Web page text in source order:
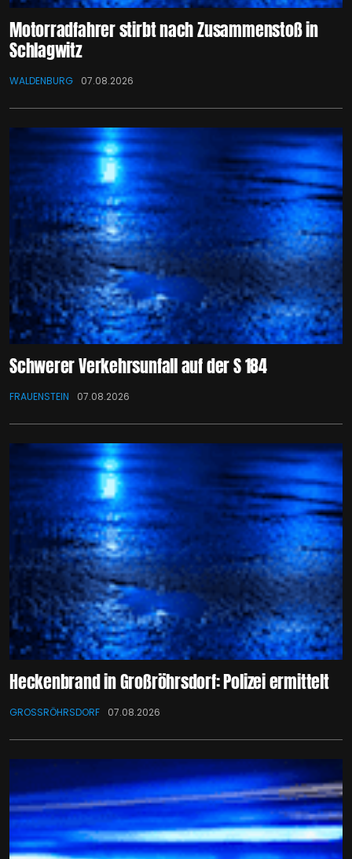
Motorradfahrer stirbt nach Zusammenstoß in
Schlagwitz
WALDENBURG 07.08.2026
Schwerer Verkehrsunfall auf der S 184
FRAUENSTEIN 07.08.2026
Heckenbrand in Großröhrsdorf: Polizei ermittelt
GROSSRÖHRSDORF 07.08.2026